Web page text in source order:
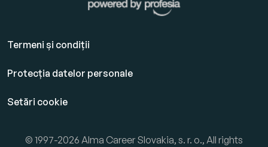
Termeni și condiții
Protecția datelor personale
Setări cookie
© 1997-2026 Alma Career Slovakia, s. r. o., All rights